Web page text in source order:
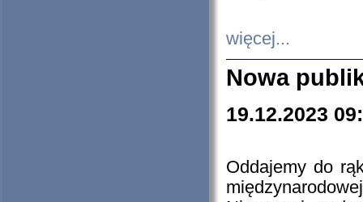
więcej...
Nowa
19.12.2023
Oddajemy do